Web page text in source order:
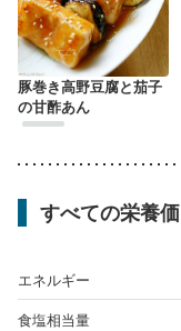
豚巻き高野豆腐と茄子
の甘酢あん
すべての栄養価
エネルギー
食塩相当量